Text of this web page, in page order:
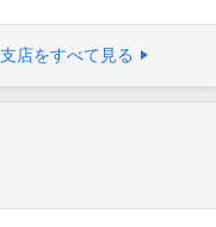
店をすべて見る